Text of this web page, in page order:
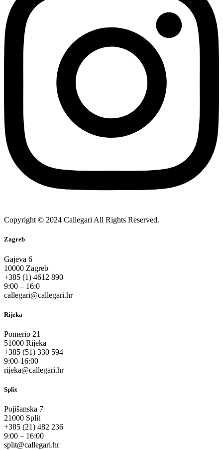
Copyright © 2024 Callegari All Rights Reserved.
Zagreb
Gajeva 6
10000 Zagreb
+385 (1) 4612 890
9:00 – 16:0
callegari@callegari.hr
Rijeka
Pomerio 21
51000 Rijeka
+385 (51) 330 594
9:00-16:00
rijeka@callegari.hr
Split
Pojišanska 7
21000 Split
+385 (21) 482 236
9:00 – 16:00
split@callegari.hr